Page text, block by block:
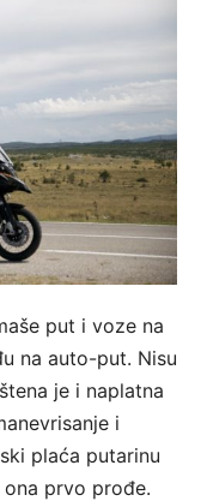
put i voze na
na auto-put. Nisu
je i naplatna
i
plaća putarinu
prvo prođe.